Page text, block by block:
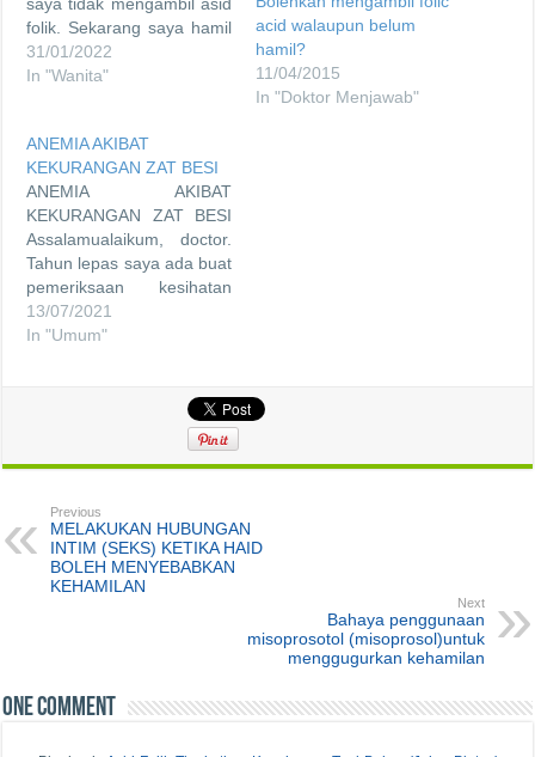
folik. Sekarang saya hamil
lima minggu. Bolehkah
saya mulakan
Walaikumusalam. Folate
merupakan sejenis vitamin
B yang boleh didapati
daripada makanan. Bahan
ini amat penting dalam
perkembangan tubuh
manusia. Asid folik
adalah…
31/01/2022
In "Wanita"
acid walaupun belum
hamil?
11/04/2015
In "Doktor Menjawab"
ANEMIA AKIBAT
KEKURANGAN ZAT BESI
ANEMIA AKIBAT
KEKURANGAN ZAT BESI
Assalamualaikum, doctor.
Tahun lepas saya ada buat
pemeriksaan kesihatan
kerana saya kerapa rasa
lemah badan dan pening.
rendah, iaitu 9.4. Doktor
yang merawat
mencadangkan saya
amalkan selama setahun,
pemeriksaan terbaru
menunjukkan…
13/07/2021
In "Umum"
Previous
MELAKUKAN HUBUNGAN
INTIM (SEKS) KETIKA HAID
BOLEH MENYEBABKAN
KEHAMILAN
Next
Bahaya penggunaan
misoprosotol (misoprosol)untuk
menggugurkan kehamilan
One comment